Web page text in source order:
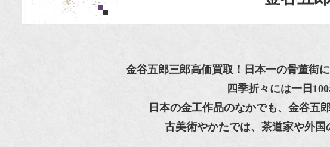
金谷五郎三郎高価買取！日本一の骨董街
四季折々には一日
日本の金工作品のなかでも、金谷五
古美術やかたでは、茶道家や外国